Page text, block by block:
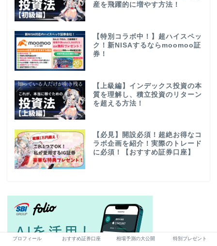
産を飛躍的に増やす方法！
【特別コラボ中！】超ハイスペッ
ク！新NISAするならmoomoo証
券！
【上級編】インデックス投資の本
質を理解し、積立投資のリターン
を超える方法！
【必見】開設必須！超絶お得なコ
ラボ企画を紹介！実際のトレード
に必須！【おすすめ証券口座】
プロフィール おすすめ証券口座 相場予測の大公開 特別プレゼント